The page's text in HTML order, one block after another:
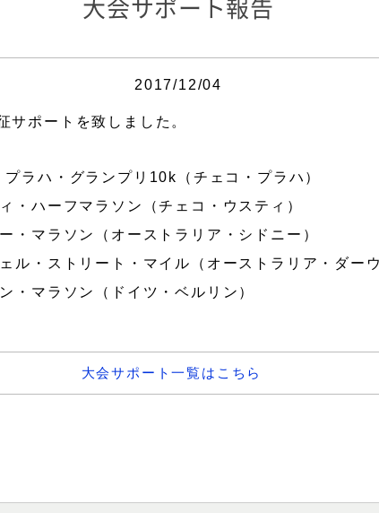
大会サポート報告
2017/12/04
ポートを致しました。
ラハ・グランプリ10k（チェコ・プラハ）
・ハーフマラソン（チェコ・ウスティ）
・マラソン（オーストラリア・シドニー）
ル・ストリート・マイル（オーストラリア・ダー
・マラソン（ドイツ・ベルリン）
大会サポート一覧はこちら